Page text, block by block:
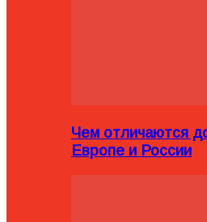
Чем отличаются
Европе и России